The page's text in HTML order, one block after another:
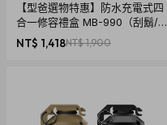
【型爸選物特惠】防水充電式四
合一修容禮盒 MB-990（刮鬍/鼻
毛/修鬍/修容刀/聖誕節/交換禮
物/聖誕禮物）
NT$ 1,418NT$ 1,900